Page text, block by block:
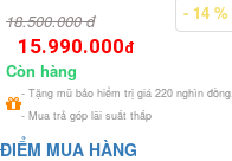
18.500.000 đ - 14 %
15.990.000đ
Còn hàng
- Tặng mũ bảo hiểm trị giá 220 nghìn đồng.
- Mua trả góp lãi suất thấp
ĐIỂM MUA HÀNG